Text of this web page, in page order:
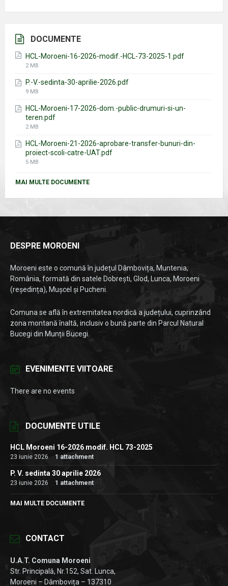
DOCUMENTE
HCL-Moroeni-16-2026-modif.-HCL-73-2025-1.pdf
File
2 MB
P.-V.-sedinta-30-aprilie-2026.pdf
File
9 MB
HCL-Moroeni-17-2026-dom.-public-drumuri-si-un-
teren.pdf
File
2 MB
HCL-Moroeni-21-2026-aprobare-transfer-bunuri-din-
proiect-scoli-catre-UAT.pdf
File
5 MB
MAI MULTE DOCUMENTE
DESPRE MOROENI
Moroeni este o comună în județul Dâmbovița, Muntenia,
România, formată din satele Dobrești, Glod, Lunca, Moroeni
(reședința), Mușcel și Pucheni.
Comuna se află în extremitatea nordică a județului, cuprinzând
zona montană înaltă, inclusiv o bună parte din Parcul Natural
Bucegi din Munții Bucegi.
EVENIMENTE VIITOARE
There are no events
DOCUMENTE UTILE
HCL Moroeni 16-2026 modif. HCL 73-2025
23 iunie 2026 1 attachment
P. V. sedinta 30 aprilie 2026
23 iunie 2026 1 attachment
MAI MULTE DOCUMENTE
CONTACT
U.A.T. Comuna Moroeni
Str. Principală, Nr.152, Sat. Lunca,
Moroeni – Dâmbovița – 137310